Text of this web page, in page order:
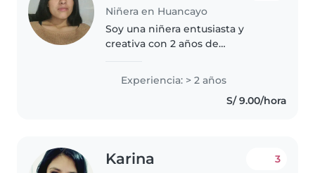
Niñera en Huancayo
Soy una niñera entusiasta y
creativa con 2 años de
edad preescolar y primaria. Me
encanta dibujar, leer cuentos,
escuchar música y jugar con los
Experiencia: > 2 años
S/ 9.00/hora
Karina 3